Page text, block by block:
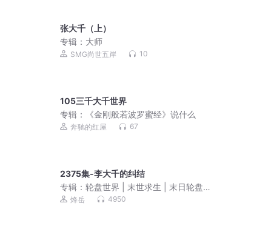
张大千（上）
专辑： 大师
SMG尚世五岸 10
105三千大千世界
专辑：
《金刚般若波罗蜜经》说什么
奔驰的红屋 67
2375集-李大千的纠结
专辑：轮盘世界 | 末世求生 | 末日轮盘 |
烽岳演播 | 丧失危机 | 轮盘抽奖 | 生存策
烽岳 4950